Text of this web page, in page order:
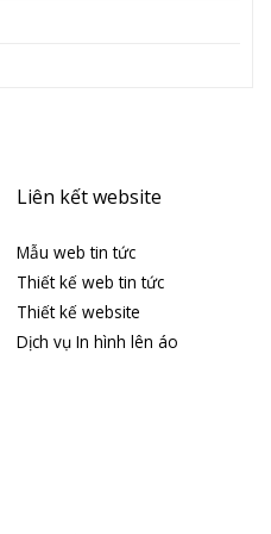
Liên kết website
Mẫu web tin tức
Thiết kế web tin tức
Thiết kế website
Dịch vụ In hình lên áo